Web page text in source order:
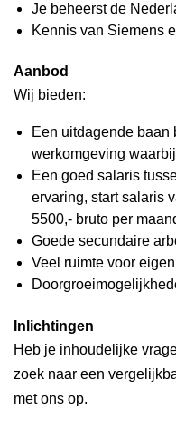
Je beheerst de
Kennis van Siemens
Aanbod
Wij bieden:
Een uitdagende baan
werkomgeving
Een goed salaris
ervaring, start salaris
5500,- bruto per
Goede secundaire
Veel ruimte voor
Inlichtingen
Heb je inhoudelijke
zoek naar een
met ons op.